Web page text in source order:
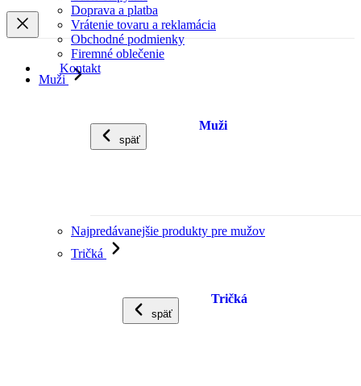
Doprava a platba
Vrátenie tovaru a reklamácia
Obchodné podmienky
Firemné oblečenie
Kontakt
Muži
späť
Muži
Najpredávanejšie produkty pre mužov
Tričká
späť
Tričká